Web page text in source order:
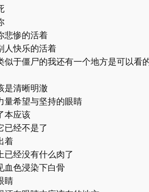
悲惨的活着
人快乐的活着
似于僵尸的我还有一个地方是可以看
是清晰明澈
量希望与坚持的眼睛
本应该
已经不是了
着
已经没有什么肉了
血色浸染下白骨
睛